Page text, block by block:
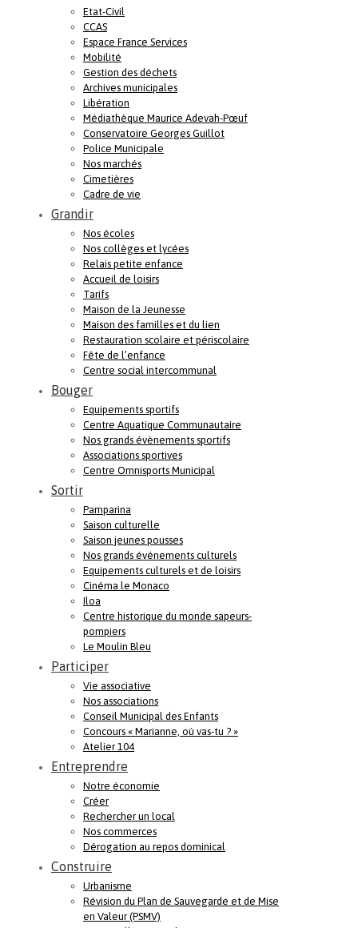
Etat-Civil
CCAS
Espace France Services
Mobilité
Gestion des déchets
Archives municipales
Libération
Médiathèque Maurice Adevah-Pœuf
Conservatoire Georges Guillot
Police Municipale
Nos marchés
Cimetières
Cadre de vie
Grandir
Nos écoles
Nos collèges et lycées
Relais petite enfance
Accueil de loisirs
Tarifs
Maison de la Jeunesse
Maison des familles et du lien
Restauration scolaire et périscolaire
Fête de l’enfance
Centre social intercommunal
Bouger
Equipements sportifs
Centre Aquatique Communautaire
Nos grands évènements sportifs
Associations sportives
Centre Omnisports Municipal
Sortir
Pamparina
Saison culturelle
Saison jeunes pousses
Nos grands événements culturels
Equipements culturels et de loisirs
Cinéma le Monaco
Iloa
Centre historique du monde sapeurs-
pompiers
Le Moulin Bleu
Participer
Vie associative
Nos associations
Conseil Municipal des Enfants
Concours « Marianne, où vas-tu ? »
Atelier 104
Entreprendre
Notre économie
Créer
Rechercher un local
Nos commerces
Dérogation au repos dominical
Construire
Urbanisme
Révision du Plan de Sauvegarde et de Mise
en Valeur (PSMV)